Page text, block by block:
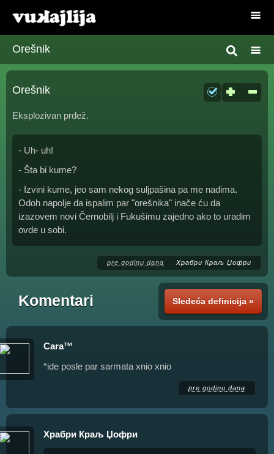
Orešnik
Orešnik
Eksplozivan prdež.
- Uh- uh!
- Šta bi kume?
- Izvini kume, jeo sam nekog suljpašina pa me nadima.
Odoh napolje da ispalim par "orešnika" inače ću da
izazovem novi Černobilj i Fukušimu zajedno ako to uradim
ovde u sobi.
pre godinu dana Храбри Краљ Џофри
Sledeća definicija »
Komentari
Cara™
*ide posle par sarmata xnio xnio
pre godinu dana
Храбри Краљ Џофри